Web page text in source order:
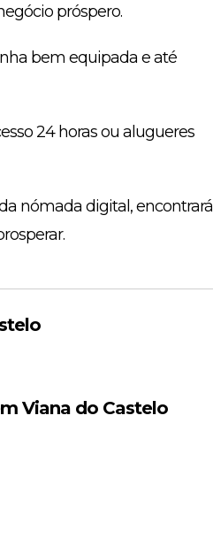
próspero.
bem equipada e até
24 horas ou alugueres
nómada digital, encontrará
Viana do Castelo